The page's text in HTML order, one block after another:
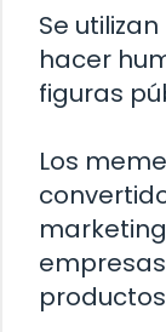
Se
hacer
figuras
Los